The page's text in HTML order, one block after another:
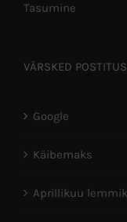
Tasumine
VÄRSKED
Google
Käibemaks
Aprillikuu